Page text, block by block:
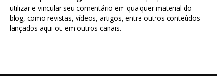
utilizar e vincular seu comentário em qualquer material do
blog, como revistas, vídeos, artigos, entre outros conteúdos
lançados aqui ou em outros canais.